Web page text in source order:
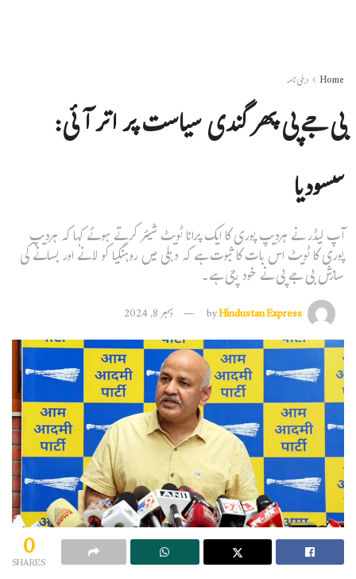
Home دہلی نامہ
بی جے پی پھر گندی سیاست پر اتر آئی:
سسودیا
آپ لیڈر نے ہردیپ پوری کا ایک پرانا ٹویٹ شیئر کرتے ہوئے کہا کہ ہردیپ
پوری کا ٹویٹ اس بات کا ثبوت ہے کہ دہلی میں روہنگیا کو لانے اور بسانے کی
سازش بی جے پی نے خود رچی ہے۔
byHindustan Express دسمبر 8, 2024
0
SHARES